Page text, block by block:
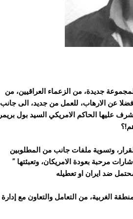
شباط 2019، عن عودة قريبة لمجموعة جديدة، من الزعماء العراقيين، من
فضلا عن الارهاب، للعمل من جديد، الى جانب
عليها الحاكم الامريكي السيد بول بريمر
وتسوية ملفات جانب من المطلوبين
مرحبة بعودة الامريكان، وتعبئتها ”
الغربية، من التعامل والتعاون مع إدارة